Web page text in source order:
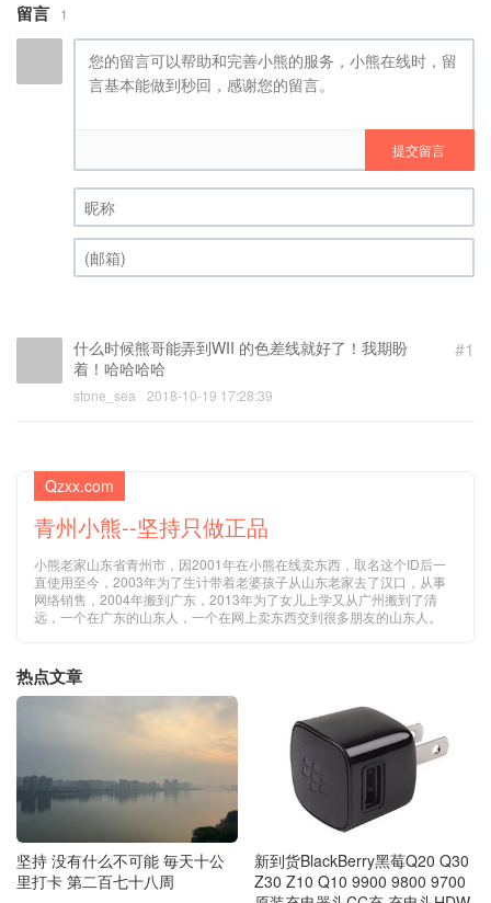
留言 1
提交留言
昵称 (必填)
#1
什么时候熊哥能弄到WII 的色差线就好了！我期盼
着！哈哈哈哈
stone_sea 2018-10-19 17:28:39
Qzxx.com
青州小熊--坚持只做正品
小熊老家山东省青州市，因2001年在小熊在线卖东西，取名这个ID后一
直使用至今，2003年为了生计带着老婆孩子从山东老家去了汉口，从事
网络销售，2004年搬到广东，2013年为了女儿上学又从广州搬到了清
远，一个在广东的山东人，一个在网上卖东西交到很多朋友的山东人。
热点文章
坚持 没有什么不可能 毎天十公
里打卡 第二百七十八周
新到货BlackBerry黑莓Q20 Q30
Z30 Z10 Q10 9900 9800 9700